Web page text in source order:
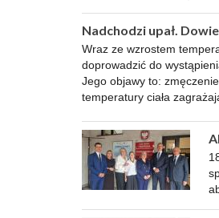
Nadchodzi upał.
Wraz ze wzrostem
doprowadzić do
Jego objawy to:
temperatury ciała